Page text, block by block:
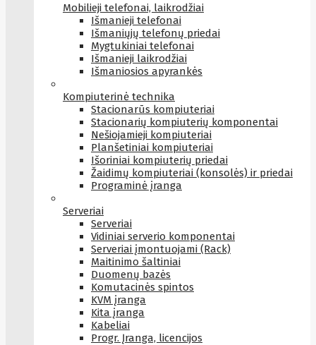
Mobilieji telefonai, laikrodžiai
Išmanieji telefonai
Išmaniųjų telefonų priedai
Mygtukiniai telefonai
Išmanieji laikrodžiai
Išmaniosios apyrankės
Kompiuterinė technika
Stacionarūs kompiuteriai
Stacionarių kompiuterių komponentai
Nešiojamieji kompiuteriai
Planšetiniai kompiuteriai
Išoriniai kompiuterių priedai
Žaidimų kompiuteriai (konsolės) ir priedai
Programinė įranga
Serveriai
Serveriai
Vidiniai serverio komponentai
Serveriai įmontuojami (Rack)
Maitinimo šaltiniai
Duomenų bazės
Komutacinės spintos
KVM įranga
Kita įranga
Kabeliai
Progr. Įranga, licencijos